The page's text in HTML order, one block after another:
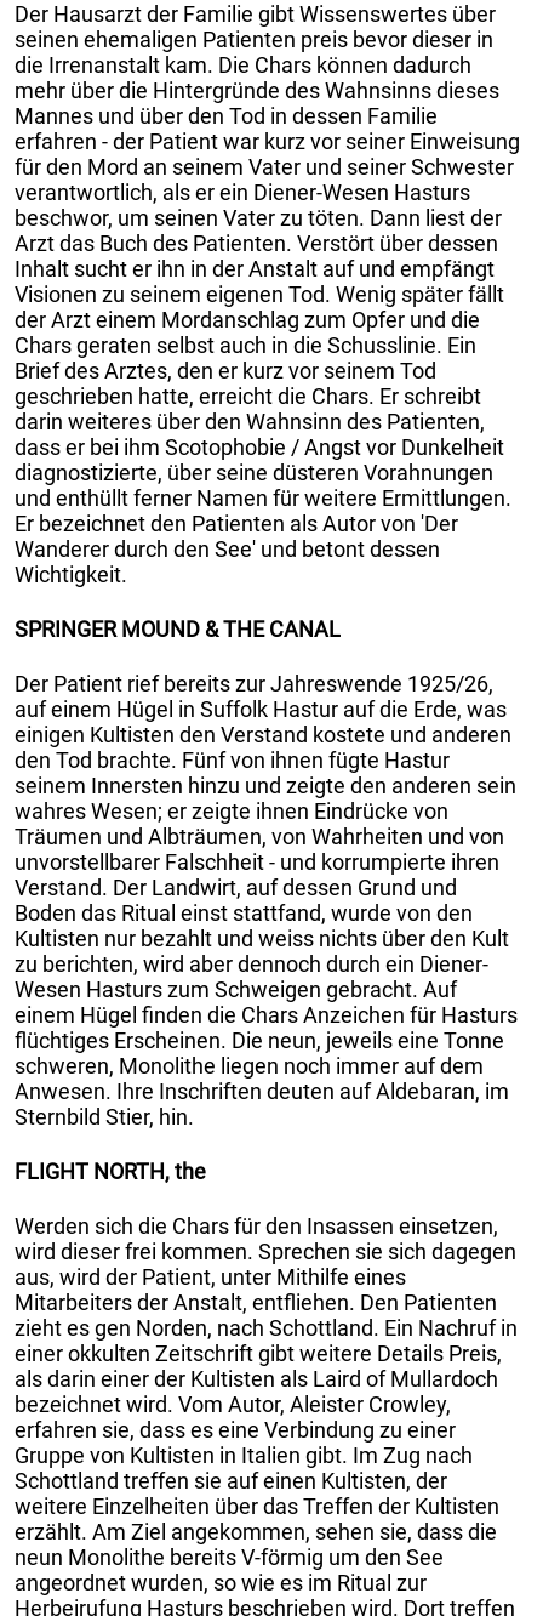
Der Hausarzt der Familie gibt Wissenswertes über
seinen ehemaligen Patienten preis bevor dieser in
die Irrenanstalt kam. Die Chars können dadurch
mehr über die Hintergründe des Wahnsinns dieses
Mannes und über den Tod in dessen Familie
erfahren - der Patient war kurz vor seiner Einweisung
für den Mord an seinem Vater und seiner Schwester
verantwortlich, als er ein Diener-Wesen Hasturs
beschwor, um seinen Vater zu töten. Dann liest der
Arzt das Buch des Patienten. Verstört über dessen
Inhalt sucht er ihn in der Anstalt auf und empfängt
Visionen zu seinem eigenen Tod. Wenig später fällt
der Arzt einem Mordanschlag zum Opfer und die
Chars geraten selbst auch in die Schusslinie. Ein
Brief des Arztes, den er kurz vor seinem Tod
geschrieben hatte, erreicht die Chars. Er schreibt
darin weiteres über den Wahnsinn des Patienten,
dass er bei ihm Scotophobie / Angst vor Dunkelheit
diagnostizierte, über seine düsteren Vorahnungen
und enthüllt ferner Namen für weitere Ermittlungen.
Er bezeichnet den Patienten als Autor von 'Der
Wanderer durch den See' und betont dessen
Wichtigkeit.
SPRINGER MOUND & THE CANAL
Der Patient rief bereits zur Jahreswende 1925/26,
auf einem Hügel in Suffolk Hastur auf die Erde, was
einigen Kultisten den Verstand kostete und anderen
den Tod brachte. Fünf von ihnen fügte Hastur
seinem Innersten hinzu und zeigte den anderen sein
wahres Wesen; er zeigte ihnen Eindrücke von
Träumen und Albträumen, von Wahrheiten und von
unvorstellbarer Falschheit - und korrumpierte ihren
Verstand. Der Landwirt, auf dessen Grund und
Boden das Ritual einst stattfand, wurde von den
Kultisten nur bezahlt und weiss nichts über den Kult
zu berichten, wird aber dennoch durch ein Diener-
Wesen Hasturs zum Schweigen gebracht. Auf
einem Hügel finden die Chars Anzeichen für Hasturs
flüchtiges Erscheinen. Die neun, jeweils eine Tonne
schweren, Monolithe liegen noch immer auf dem
Anwesen. Ihre Inschriften deuten auf Aldebaran, im
Sternbild Stier, hin.
FLIGHT NORTH, the
Werden sich die Chars für den Insassen einsetzen,
wird dieser frei kommen. Sprechen sie sich dagegen
aus, wird der Patient, unter Mithilfe eines
Mitarbeiters der Anstalt, entfliehen. Den Patienten
zieht es gen Norden, nach Schottland. Ein Nachruf in
einer okkulten Zeitschrift gibt weitere Details Preis,
als darin einer der Kultisten als Laird of Mullardoch
bezeichnet wird. Vom Autor, Aleister Crowley,
erfahren sie, dass es eine Verbindung zu einer
Gruppe von Kultisten in Italien gibt. Im Zug nach
Schottland treffen sie auf einen Kultisten, der
weitere Einzelheiten über das Treffen der Kultisten
erzählt. Am Ziel angekommen, sehen sie, dass die
neun Monolithe bereits V-förmig um den See
angeordnet wurden, so wie es im Ritual zur
Herbeirufung Hasturs beschrieben wird. Dort treffen